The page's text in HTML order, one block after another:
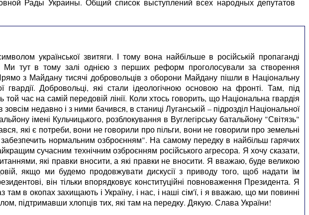
української звитяги. І тому вона найбільше в російській пропаганді
Ми тут в тому залі однією з перших реформ проголосували за створення
з Майдану тисячі добровольців з оборони Майдану пішли в Національну
Добровольці, які стали ідеологічною основою на фронті. Там, під
час на самій передовій лінії. Коли хтось говорить, що Національна гвардія
недавно і з ними бачився, в станиці Луганській – підрозділ Національної
імені Кульчицького, розблокування в Вуглегірську батальйону "Світязь"
які є потреби, вони не говорили про пільги, вони не говорили про земельні
нормальним озброєнням". На самому передку в найбільш гарячих
сучасним технічним озброєнням російського агресора. Я хочу сказати,
які правки вносити, а які правки не вносити. Я вважаю, буде великою
якщо ми будемо продовжувати дискусії з приводу того, щоб надати їм
він тільки впорядковує конституційні повноваження Президента. Я
в окопах захищають і Україну, і нас, і наші сім'ї, і я вважаю, що ми повинні
підтримавши хлопців тих, які там на передку. Дякую. Слава України!